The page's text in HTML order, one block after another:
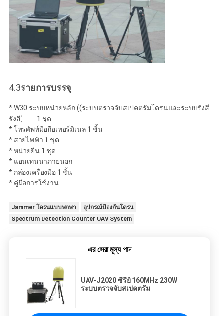
4.3รายการบรรจุ
* W30 ระบบหน่วยหลัก ((ระบบตรวจจับสเปคตรัมโดรนและระบบรังสี
รังสี) -----1 ชุด
* โทรศัพท์มือถือเทอร์มิเนล 1 ชิ้น
* สายไฟฟ้า 1 ชุด
* หน่วยยืน 1 ชุด
* แอนเทนนาภายนอก
* กล่องเครื่องมือ 1 ชิ้น
* คู่มือการใช้งาน
Jammer โดรนแบบพกพา
อุปกรณ์ป้องกันโดรน
Spectrum Detection Counter UAV System
এর সেরা মূল্য পান
UAV-J2020 ซีรี่ย์ 160MHz 230W
ระบบตรวจจับสเปคตรัม